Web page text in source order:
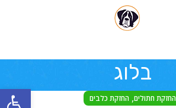
פתח
בלוג
החזקת חתולים, החזקת כלבים